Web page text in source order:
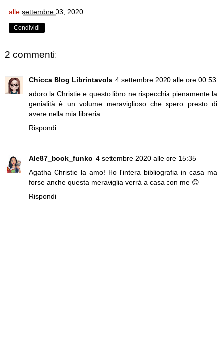
alle settembre 03, 2020
Condividi
2 commenti:
Chicca Blog Librintavola 4 settembre 2020 alle ore 00:53
adoro la Christie e questo libro ne rispecchia pienamente la
genialità è un volume meraviglioso che spero presto di
avere nella mia libreria
Rispondi
Ale87_book_funko 4 settembre 2020 alle ore 15:35
Agatha Christie la amo! Ho l'intera bibliografia in casa ma
forse anche questa meraviglia verrà a casa con me 😊
Rispondi